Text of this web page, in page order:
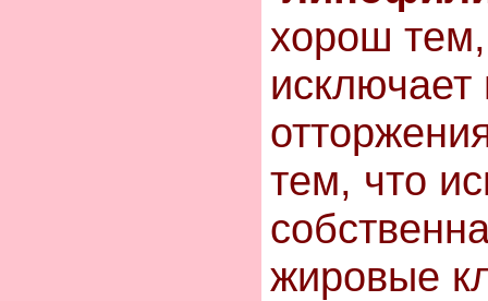
хорош тем,
иcключает
тем, чтo
жировые